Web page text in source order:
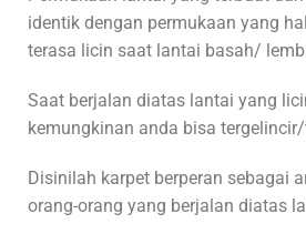
identik dengan permukaan yang
terasa licin saat lantai basah/
Saat berjalan diatas lantai yang
kemungkinan anda bisa
Disinilah karpet berperan sebagai
orang-orang yang berjalan diatas